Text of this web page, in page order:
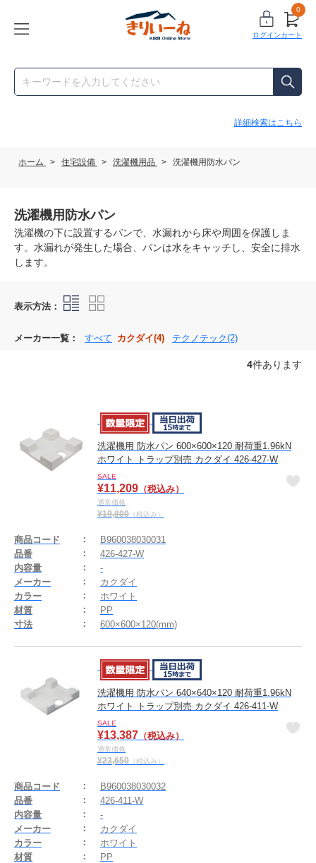
ログイン
0
カート
詳細検索はこちら
ホーム > 住宅設備 > 洗濯機用品 > 洗濯機用防水パン
洗濯機用防水パン
洗濯機の下に設置するパンで、水漏れから床や周囲を保護しま
す。水漏れが発生した場合、パンは水をキャッチし、安全に排水
します。
表示方法：
メーカー一覧： すべて カクダイ(4) テクノテック(2)
4件あります
洗濯機用 防水パン 600×600×120 耐荷重1.96kN
ホワイト トラップ別売 カクダイ 426-427-W
SALE
¥11,209 （税込み）
通常価格
¥19,800 （税込み）
商品コード
B960038030031
品番
426-427-W
内容量
-
メーカー
カクダイ
カラー
ホワイト
材質
PP
寸法
600×600×120(mm)
洗濯機用 防水パン 640×640×120 耐荷重1.96kN
ホワイト トラップ別売 カクダイ 426-411-W
SALE
¥13,387 （税込み）
通常価格
¥23,650 （税込み）
商品コード
B960038030032
品番
426-411-W
内容量
-
メーカー
カクダイ
カラー
ホワイト
材質
PP